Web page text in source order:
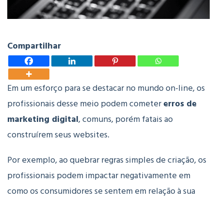
Compartilhar
Em um esforço para se destacar no mundo on-line, os
profissionais desse meio podem cometererros de
marketing digital, comuns, porém fatais ao
construírem seus websites.
Por exemplo, ao quebrar regras simples de criação, os
profissionais podem impactar negativamente em
como os consumidores se sentem em relação à sua